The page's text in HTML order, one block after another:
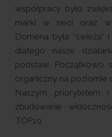
współpracy było
marki w sieci oraz
Domena była “świeża”
dlatego nasze
podstaw. Początkowo
organiczny na poziomie
Naszym priorytetem
zbudowanie
TOP10.